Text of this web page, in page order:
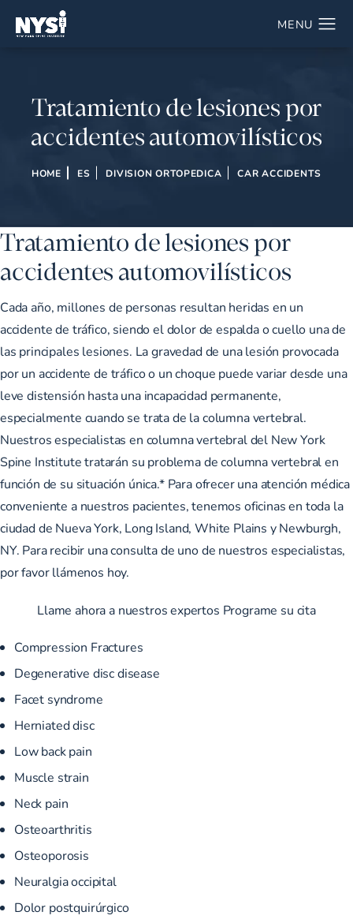
Tratamiento de lesiones por
accidentes automovilísticos
HOME ES DIVISION ORTOPEDICA CAR ACCIDENTS
Tratamiento de lesiones por
accidentes automovilísticos
Cada año, millones de personas resultan heridas en un
accidente de tráfico, siendo el dolor de espalda o cuello una de
las principales lesiones. La gravedad de una lesión provocada
por un accidente de tráfico o un choque puede variar desde una
leve distensión hasta una incapacidad permanente,
especialmente cuando se trata de la columna vertebral.
Nuestros especialistas en columna vertebral del New York
Spine Institute tratarán su problema de columna vertebral en
función de su situación única.* Para ofrecer una atención médica
conveniente a nuestros pacientes, tenemos oficinas en toda la
ciudad de Nueva York, Long Island, White Plains y Newburgh,
NY. Para recibir una consultade uno de nuestros especialistas,
por favor llámenos hoy.
Llame ahora a nuestros expertos Programe su cita
Compression Fractures
Degenerative disc disease
Facet syndrome
Herniated disc
Low back pain
Muscle strain
Neck pain
Osteoarthritis
Osteoporosis
Neuralgia occipital
Dolor postquirúrgico